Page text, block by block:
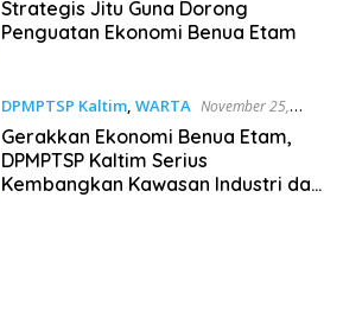
Strategis Jitu Guna Dorong
Penguatan Ekonomi Benua Etam
DPMPTSP Kaltim, WARTA November 25,
2022
Gerakkan Ekonomi Benua Etam,
DPMPTSP Kaltim Serius
Kembangkan Kawasan Industri dan